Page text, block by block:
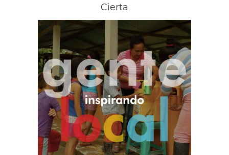
Cierta